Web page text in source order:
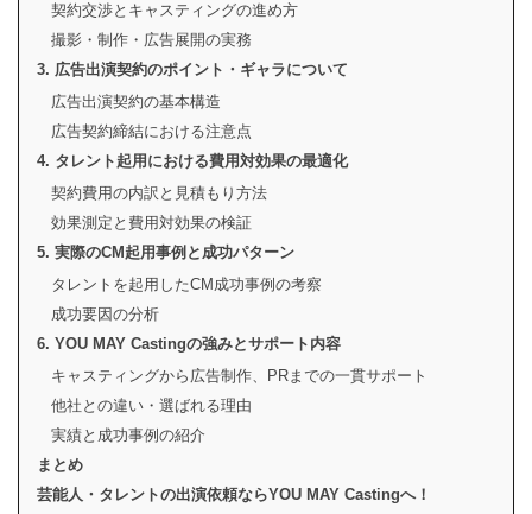
契約交渉とキャスティングの進め方
撮影・制作・広告展開の実務
3. 広告出演契約のポイント・ギャラについて
広告出演契約の基本構造
広告契約締結における注意点
4. タレント起用における費用対効果の最適化
契約費用の内訳と見積もり方法
効果測定と費用対効果の検証
5. 実際のCM起用事例と成功パターン
タレントを起用したCM成功事例の考察
成功要因の分析
6. YOU MAY Castingの強みとサポート内容
キャスティングから広告制作、PRまでの一貫サポート
他社との違い・選ばれる理由
実績と成功事例の紹介
まとめ
芸能人・タレントの出演依頼ならYOU MAY Castingへ！